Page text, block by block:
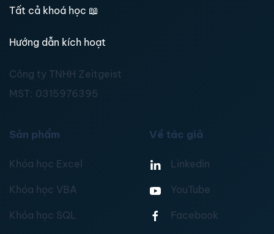
Tất cả khoá học 📖
Hướng dẫn kích hoạt
Công ty TNHH Zeitgeist
MST: 0315976395
Sản phẩm
Khóa học Excel
Khóa học VBA
Khóa học SQL
Về tác giả
Linkedin
YouTube
Facebook